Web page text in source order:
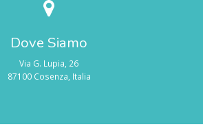
Dove Siamo
Via G. Lupia, 26
87100 Cosenza, Italia